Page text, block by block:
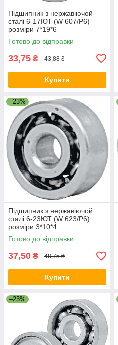
Підшипник з нержавіючой
сталі 6-17ЮТ (W 607/P6)
розміри 7*19*6
Готово до відправки
33,75 ₴ 43,88 ₴
Купити
–23%
Підшипник з нержавіючой
сталі 6-23ЮТ (W 623/P6)
розміри 3*10*4
Готово до відправки
37,50 ₴ 48,75 ₴
Купити
–23%